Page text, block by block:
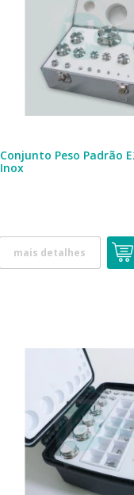
Conjunto Peso Padrão
Inox
mais detalhes